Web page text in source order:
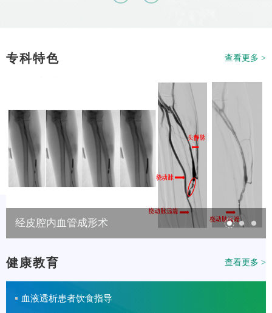
专科特色 查看更多 >
经皮腔内血管成形术
健康教育 查看更多 >
血液透析患者饮食指导